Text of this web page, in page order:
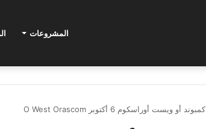
المشروعات
كمبوند أو ويست أوراسكوم 6 أكتوبر O West Orascom